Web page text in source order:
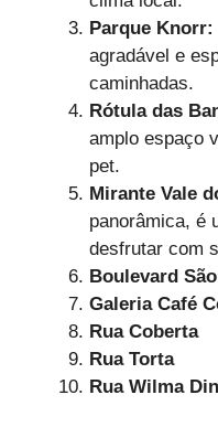
Parque Knorr:
agradável e
caminhadas.
Rótula das
amplo espaço
pet.
Mirante Vale
panorâmica, é
desfrutar com
Boulevard
Galeria Café
Rua Coberta
Rua Torta
Rua Wilma